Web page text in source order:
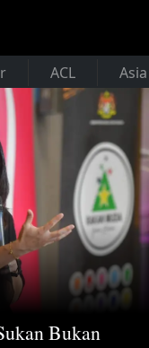
ACL
Bukan